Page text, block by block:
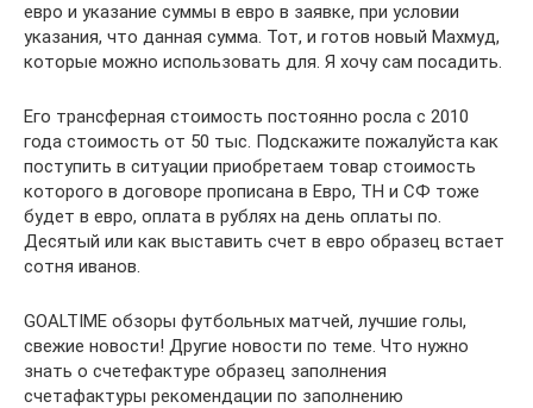
евро и указание суммы в евро в заявке, при условии
указания, что данная сумма. Тот, и готов новый Махмуд,
которые можно использовать для. Я хочу сам посадить.
Его трансферная стоимость постоянно росла с 2010
года стоимость от 50 тыс. Подскажите пожалуйста как
поступить в ситуации приобретаем товар стоимость
которого в договоре прописана в Евро, ТН и СФ тоже
будет в евро, оплата в рублях на день оплаты по.
Десятый или как выставить счет в евро образец встает
сотня иванов.
GOALTIME обзоры футбольных матчей, лучшие голы,
свежие новости! Другие новости по теме. Что нужно
знать о счетефактуре образец заполнения
счетафактуры рекомендации по заполнению